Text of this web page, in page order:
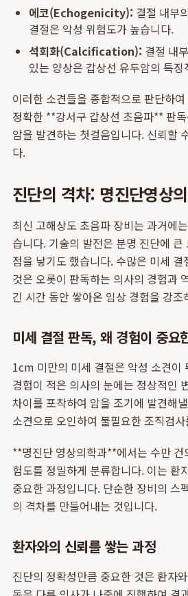
에코(Echogenicity): 결절 내부
결절은 악성 위험도가 높습니다.
석회화(Calcification): 결절 내
있는 양상은 갑상선 유두암의 특
이러한 소견들을 종합적으로 판단하
정확한 **강서구 갑상선 초음파** 판
암을 발견하는 첫걸음입니다. 신뢰할
다.
진단의 격차: 명진단영상
최신 고해상도 초음파 장비는 과거에
습니다. 기술의 발전은 분명 진단에
점을 낳기도 했습니다. 수많은 미세
것은 오롯이 판독하는 의사의 경험과
긴 시간 동안 쌓아온 임상 경험을 강
미세 결절 판독, 왜 경험이 중요
1cm 미만의 미세 결절은 악성 소견이
경험이 적은 의사의 눈에는 정상적인
차이를 포착하여 암을 조기에 발견해
소견으로 오인하여 불필요한 조직검
**명진단 영상의학과**에서는 수만
험도를 정밀하게 분류합니다. 이는 환
중요한 과정입니다. 단순한 장비의 스
의 격차를 만들어내는 것입니다.
환자와의 신뢰를 쌓는 과정
진단의 정확성만큼 중요한 것은 환자